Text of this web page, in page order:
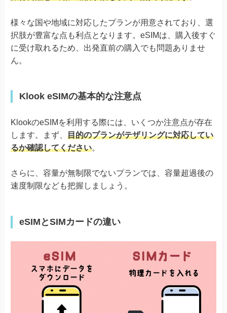
様々な国や地域に対応したプランが用意されており、選
択肢が豊富な点も利点となります。eSIMは、購入後すぐ
に受け取れるため、出発直前の購入でも問題ありませ
ん。
Klook eSIMの基本的な注意点
KlookのeSIMを利用する際には、いくつか注意点が存在
します。まず、 目的のプランがテザリングに対応してい
るか確認してください。
さらに、容量が無制限でないプランでは、容量超過後の
速度制限なども把握しましょう。
eSIMとSIMカードの違い